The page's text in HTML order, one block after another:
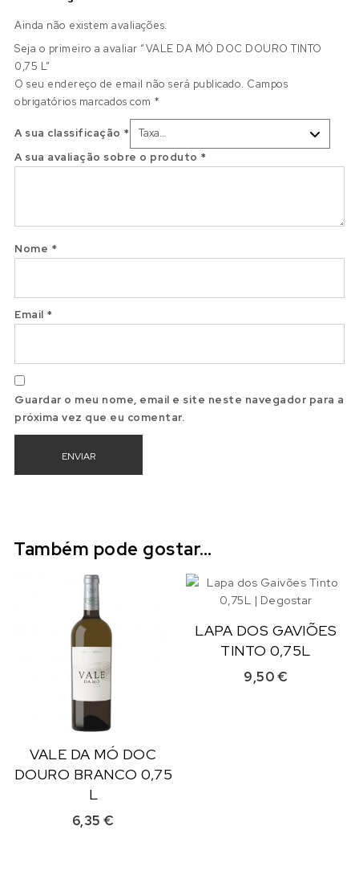
Ainda não existem avaliações.
Seja o primeiro a avaliar “VALE DA MÓ DOC DOURO TINTO
0,75 L”
O seu endereço de email não será publicado. Campos
obrigatórios marcados com *
A sua classificação *
A sua avaliação sobre o produto *
Nome *
Email *
Guardar o meu nome, email e site neste navegador para a
próxima vez que eu comentar.
Também pode gostar…
VALE DA MÓ DOC
DOURO BRANCO 0,75
L
6,35€
LAPA DOS GAVIÕES
TINTO 0,75L
9,50€